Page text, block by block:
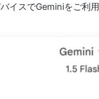
イスでGeminiをご利用